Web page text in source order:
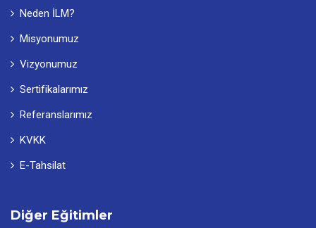
Neden İLM?
Misyonumuz
Vizyonumuz
Sertifikalarımız
Referanslarımız
KVKK
E-Tahsilat
Diğer Eğitimler